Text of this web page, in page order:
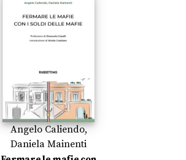
Angelo Caliendo,
Daniela Mainenti